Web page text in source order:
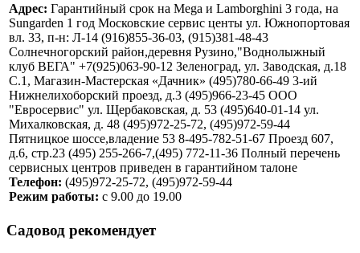
Адрес: Гарантийный срок на Mega и Lamborghini 3 года, на
Sungarden 1 год Московские сервис центы ул. Южнопортовая
вл. 33, п-н: Л-14 (916)855-36-03, (915)381-48-43
Солнечногорский район,деревня Рузино,"Воднолыжный
клуб ВЕГА" +7(925)063-90-12 Зеленоград, ул. Заводская, д.18
С.1, Магазин-Мастерская «Дачник» (495)780-66-49 3-ий
Нижнелихоборский проезд, д.3 (495)966-23-45 ООО
"Евросервис" ул. Щербаковская, д. 53 (495)640-01-14 ул.
Михалковская, д. 48 (495)972-25-72, (495)972-59-44
Пятницкое шоссе,владение 53 8-495-782-51-67 Проезд 607,
д.6, стр.23 (495) 255-266-7,(495) 772-11-36 Полный перечень
сервисных центров приведен в гарантийном талоне
Телефон: (495)972-25-72, (495)972-59-44
Режим работы: с 9.00 до 19.00
Садовод рекомендует